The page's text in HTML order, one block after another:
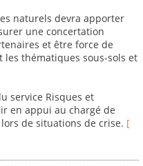
naturels devra apporter
une concertation
et être force de
thématiques sous-sols et
service Risques et
en appui au chargé de
de situations de crise. [